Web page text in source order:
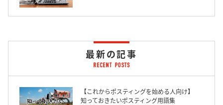
最新の記事
【これからポスティングを始める人向け】
知っておきたいポスティング用語集